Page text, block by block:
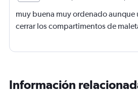
muy buena muy ordenado
cerrar los compartimentos de
Información